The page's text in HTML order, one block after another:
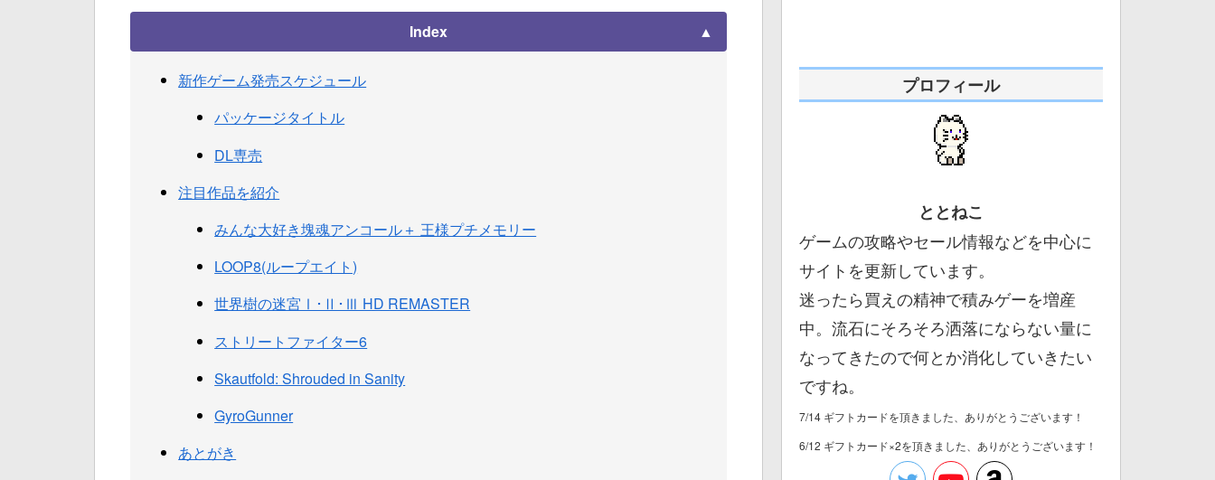
Index
新作ゲーム発売スケジュール
パッケージタイトル
DL専売
注目作品を紹介
みんな大好き塊魂アンコール＋ 王様プチメモリー
LOOP8(ループエイト)
世界樹の迷宮Ⅰ･Ⅱ･Ⅲ HD REMASTER
ストリートファイター6
Skautfold: Shrouded in Sanity
GyroGunner
あとがき
プロフィール
ととねこ
ゲームの攻略やセール情報などを中心に
サイトを更新しています。
迷ったら買えの精神で積みゲーを増産
中。流石にそろそろ洒落にならない量に
なってきたので何とか消化していきたい
ですね。
7/14 ギフトカードを頂きました、ありがとうございます！
6/12 ギフトカード×2を頂きました、ありがとうございます！